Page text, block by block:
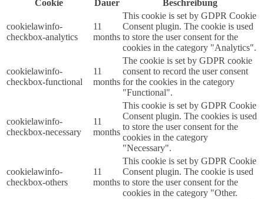
Cookie
Dauer Beschreibung
cookielawinfo-
checkbox-analytics
11
months
This cookie is set by GDPR Cookie
Consent plugin. The cookie is used
to store the user consent for the
cookies in the category "Analytics".
cookielawinfo-
checkbox-functional
11
months
The cookie is set by GDPR cookie
consent to record the user consent
for the cookies in the category
"Functional".
cookielawinfo-
checkbox-necessary
11
months
This cookie is set by GDPR Cookie
Consent plugin. The cookies is used
to store the user consent for the
cookies in the category
"Necessary".
cookielawinfo-
checkbox-others
11
months
This cookie is set by GDPR Cookie
Consent plugin. The cookie is used
to store the user consent for the
cookies in the category "Other.